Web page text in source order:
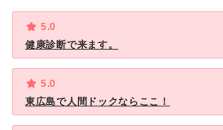
5.0
健康診断で来ます。
5.0
東広島で人間ドックならここ！